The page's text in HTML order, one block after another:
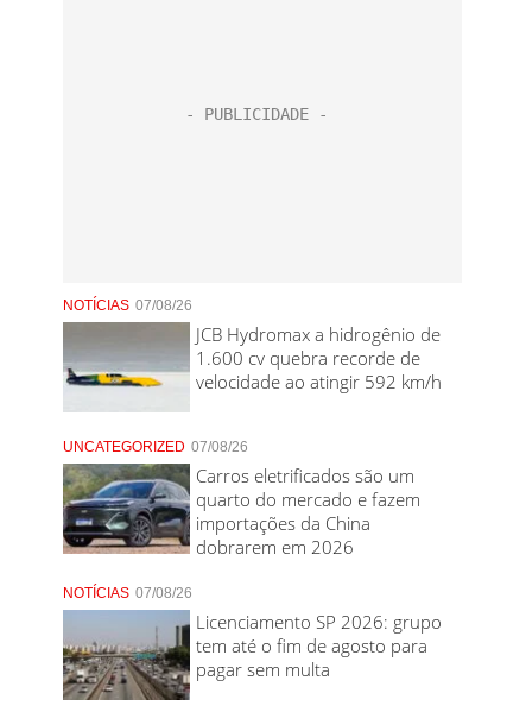
NOTÍCIAS 07/08/26
JCB Hydromax a hidrogênio de
1.600 cv quebra recorde de
velocidade ao atingir 592 km/h
UNCATEGORIZED 07/08/26
Carros eletrificados são um
quarto do mercado e fazem
importações da China
dobrarem em 2026
NOTÍCIAS 07/08/26
Licenciamento SP 2026: grupo
tem até o fim de agosto para
pagar sem multa